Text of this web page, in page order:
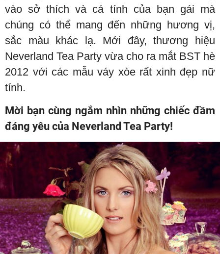
vào sở thích và cá tính của bạn gái mà
chúng có thể mang đến những hương vị,
sắc màu khác lạ. Mới đây, thương hiệu
Neverland Tea Party vừa cho ra mắt BST hè
2012 với các mẫu váy xòe rất xinh đẹp nữ
tính.
Mời bạn cùng ngắm nhìn những chiếc đầm
đáng yêu của Neverland Tea Party!